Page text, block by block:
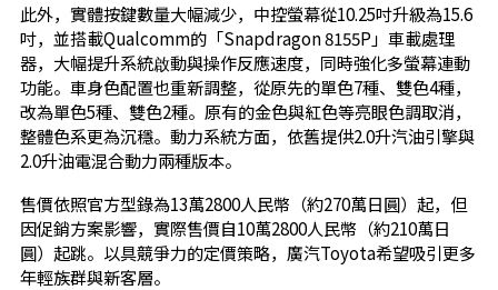
此外，實體按鍵數量大幅減少，中控螢幕從10.25吋升級為15.6
吋，並搭載Qualcomm的「Snapdragon 8155P」車載處理
器，大幅提升系統啟動與操作反應速度，同時強化多螢幕連動
功能。車身色配置也重新調整，從原先的單色7種、雙色4種，
改為單色5種、雙色2種。原有的金色與紅色等亮眼色調取消，
整體色系更為沉穩。動力系統方面，依舊提供2.0升汽油引擎與
2.0升油電混合動力兩種版本。
售價依照官方型錄為13萬2800人民幣（約270萬日圓）起，但
因促銷方案影響，實際售價自10萬2800人民幣（約210萬日
圓）起跳。以具競爭力的定價策略，廣汽Toyota希望吸引更多
年輕族群與新客層。